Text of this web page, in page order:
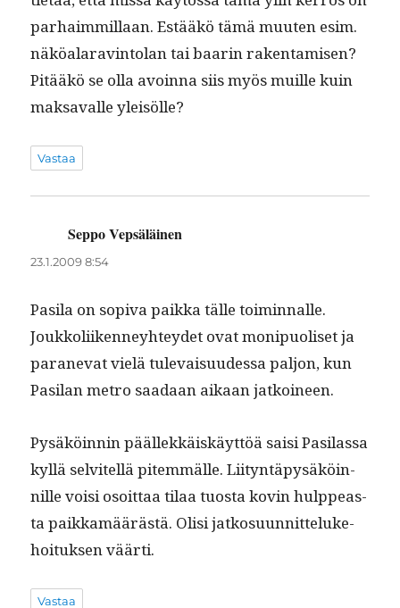
parhaim­mil­laan. Estääkö tämä muuten esim.
näköalar­avin­tolan tai baarin rak­en­tamisen?
Pitääkö se olla avoin­na siis myös muille kuin
mak­savalle yleisölle?
Vastaa
Seppo Vepsäläinen
23.1.2009 8:54
Pasi­la on sopi­va paik­ka tälle toimin­nalle.
Joukkoli­iken­ney­htey­det ovat monipuoliset ja
paranevat vielä tule­vaisu­udessa paljon, kun
Pasi­lan metro saadaan aikaan jatkoineen.
Pysäköin­nin päällekkäiskäyt­töä saisi Pasi­las­sa
kyl­lä selvitel­lä pitem­mälle. Liityn­täpysäköin­
nille voisi osoit­taa tilaa tuos­ta kovin hulp­peas­
ta paikkamäärästä. Olisi jatko­su­un­nit­teluke­
hoituk­sen väärti.
Vastaa